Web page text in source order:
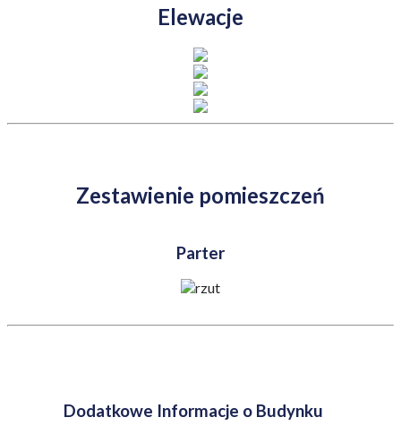
Elewacje
Zestawienie pomieszczeń
Parter
Dodatkowe Informacje o Budynku